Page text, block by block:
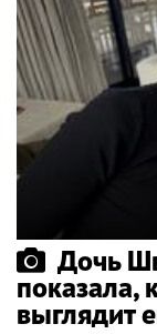
Дочь
показала,
выглядит